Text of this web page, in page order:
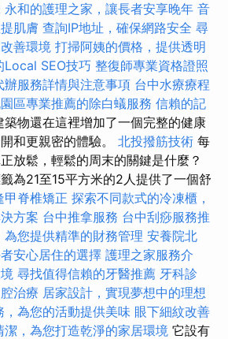
永和的護理之家，讓長者安享晚年 音
肌膚 查詢IP地址，確保網路安全 尋
善環境 打掃阿姨的價格，提供透明
Local SEO技巧 整復師專業資格證照
辦服務詳情與注意事項 台中水療療程
區專業推薦的除白蟻服務 信賴的記
築物還在這裡增加了一個完整的健康
和更親密的體驗。 北投撥筋技術 每
放鬆，輕鬆的周末的關鍵是什麼？
為21至15平方米的2人提供了一個舒
甲脊椎矯正 探索不同款式的冷凍櫃，
方案 台中推拿服務 台中刮痧服務推
您提供精準的財務管理 安養院北
安心居住的選擇 護理之家服務介
尋找值得信賴的牙醫推薦 牙科診
治療 居家設計，實現夢想中的理想
，為您的活動提供美味 眼下細紋改善
潔，為您打造乾淨的家居環境 它設有